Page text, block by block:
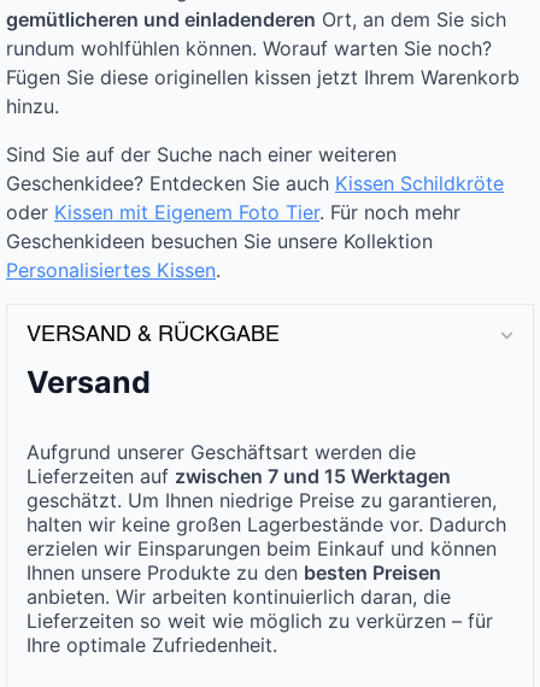
gemütlicheren und einladenderen Ort, an dem Sie sich
rundum wohlfühlen können. Worauf warten Sie noch?
Fügen Sie diese originellen kissen jetzt Ihrem Warenkorb
hinzu.
Sind Sie auf der Suche nach einer weiteren
Geschenkidee? Entdecken Sie auch Kissen Schildkröte
oder Kissen mit Eigenem Foto Tier. Für noch mehr
Geschenkideen besuchen Sie unsere Kollektion
Personalisiertes Kissen.
VERSAND & RÜCKGABE
Versand
Aufgrund unserer Geschäftsart werden die
Lieferzeiten auf zwischen 7 und 15 Werktagen
geschätzt. Um Ihnen niedrige Preise zu garantieren,
halten wir keine großen Lagerbestände vor. Dadurch
erzielen wir Einsparungen beim Einkauf und können
Ihnen unsere Produkte zu den besten Preisen
anbieten. Wir arbeiten kontinuierlich daran, die
Lieferzeiten so weit wie möglich zu verkürzen – für
Ihre optimale Zufriedenheit.